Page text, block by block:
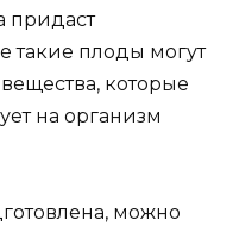
придаст
такие плоды могут
которые
на организм
можно